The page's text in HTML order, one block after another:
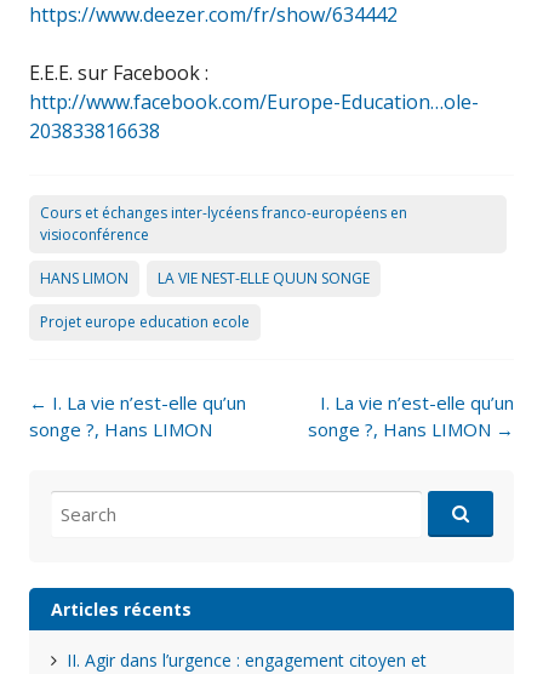
https://www.deezer.com/fr/show/634442
E.E.E. sur Facebook :
http://www.facebook.com/Europe-Education…ole-
203833816638
Cours et échanges inter-lycéens franco-européens en
visioconférence
HANS LIMON LA VIE NEST-ELLE QUUN SONGE
Projet europe education ecole
Post
navigation
← I. La vie n’est-elle qu’un
songe ?, Hans LIMON
I. La vie n’est-elle qu’un
songe ?, Hans LIMON →
for:
Articles récents
II. Agir dans l’urgence : engagement citoyen et